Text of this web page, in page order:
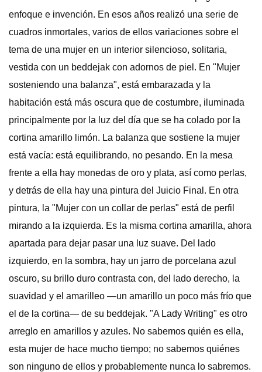
enfoque e invención. En esos años realizó una serie de
cuadros inmortales, varios de ellos variaciones sobre el
tema de una mujer en un interior silencioso, solitaria,
vestida con un beddejak con adornos de piel. En "Mujer
sosteniendo una balanza", está embarazada y la
habitación está más oscura que de costumbre, iluminada
principalmente por la luz del día que se ha colado por la
cortina amarillo limón. La balanza que sostiene la mujer
está vacía: está equilibrando, no pesando. En la mesa
frente a ella hay monedas de oro y plata, así como perlas,
y detrás de ella hay una pintura del Juicio Final. En otra
pintura, la "Mujer con un collar de perlas" está de perfil
mirando a la izquierda. Es la misma cortina amarilla, ahora
apartada para dejar pasar una luz suave. Del lado
izquierdo, en la sombra, hay un jarro de porcelana azul
oscuro, su brillo duro contrasta con, del lado derecho, la
suavidad y el amarilleo —un amarillo un poco más frío que
el de la cortina— de su beddejak. "A Lady Writing" es otro
arreglo en amarillos y azules. No sabemos quién es ella,
esta mujer de hace mucho tiempo; no sabemos quiénes
son ninguno de ellos y probablemente nunca lo sabremos.